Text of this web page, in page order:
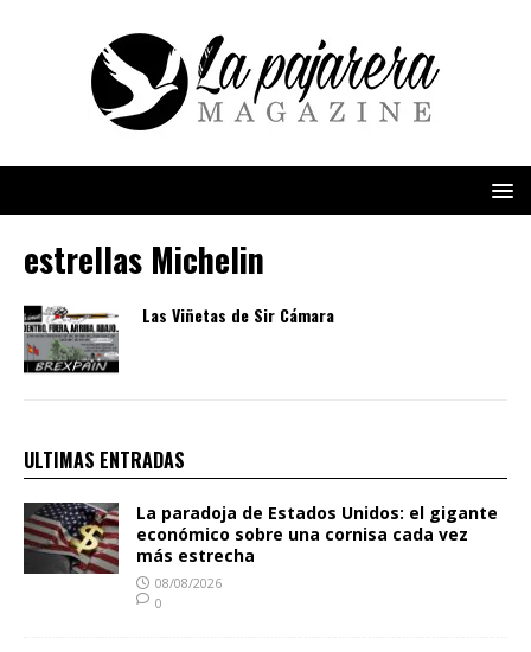
estrellas Michelin
Las Viñetas de Sir Cámara
ULTIMAS ENTRADAS
La paradoja de Estados Unidos: el gigante
económico sobre una cornisa cada vez
más estrecha
08/08/2026
0